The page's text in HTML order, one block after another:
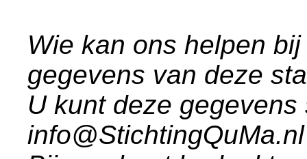
Wie kan ons helpen
gegevens van deze
U kunt deze
info@StichtingQuMa.nl